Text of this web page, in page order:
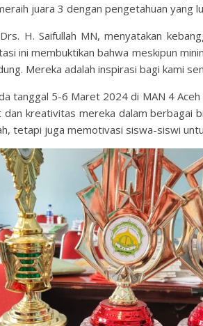
juara 3 dengan pengetahuan yang
H. Saifullah MN, menyatakan
ini membuktikan bahwa meskipun
Mereka adalah inspirasi bagi kami
tanggal 5-6 Maret 2024 di MAN 4
kreativitas mereka dalam berbagai
tetapi juga memotivasi siswa-siswi